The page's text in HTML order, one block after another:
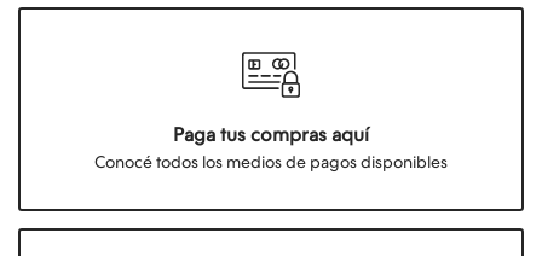
Paga tus compras aquí
Conocé todos los medios de pagos disponibles